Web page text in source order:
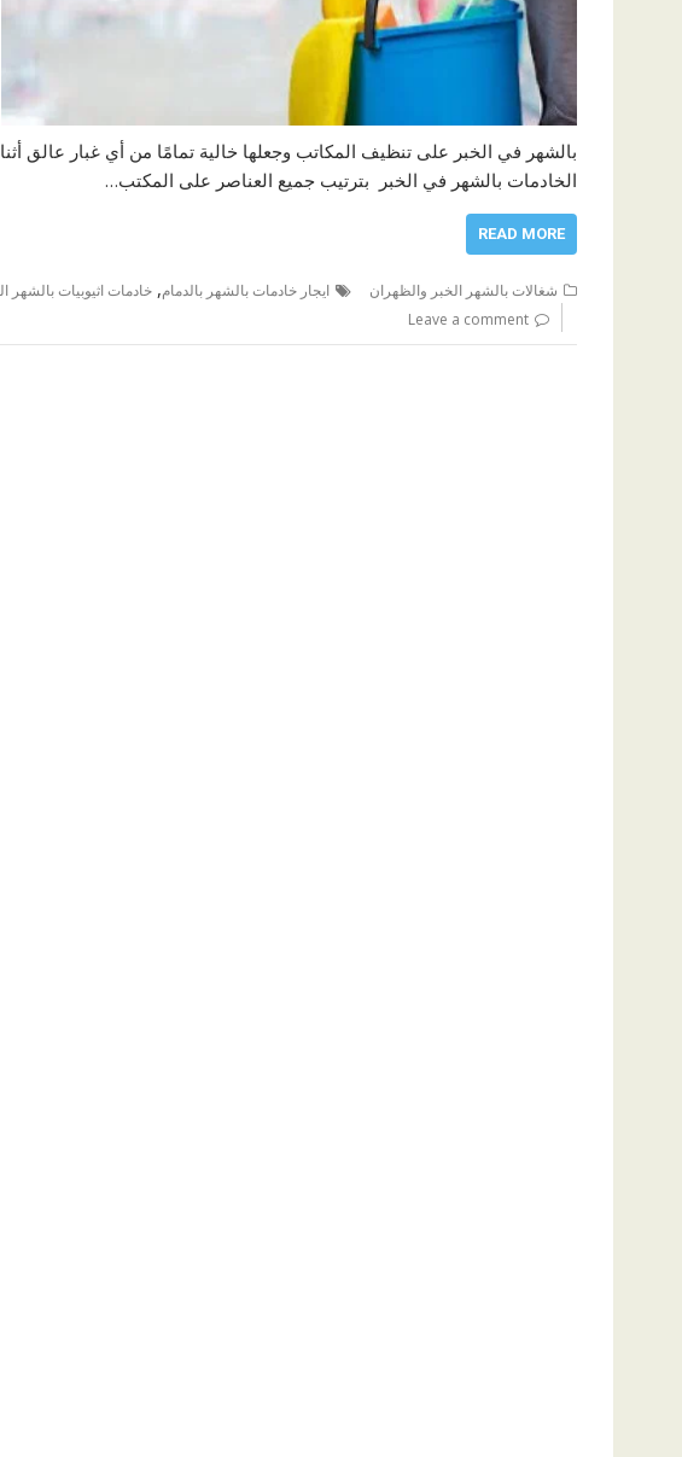
بالشهر في الخبر على تنظيف المكاتب وجعلها خالية تمامًا من أي غبار عالق
الخادمات بالشهر في الخبر بترتيب جميع العناصر على المكتب…
READ MORE
شغالات بالشهر الخبر والظهران ايجار خادمات بالشهر بالدمام, خادمات اثيوبيات بالشهر
Leave a comment